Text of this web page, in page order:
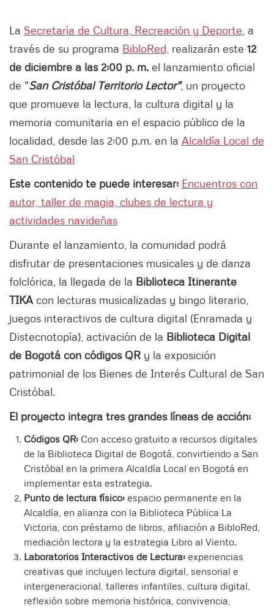
La Secretaría de Cultura, Recreación y Deporte , a
través de su programa BibloRed, realizarán este 12
de diciembre a las 2:00 p. m. el lanzamiento oficial
de "San Cristóbal Territorio Lector", un proyecto
que promueve la lectura, la cultura digital y la
memoria comunitaria en el espacio público de la
localidad, desde las 2:00 p.m. en la Alcaldía Local de
San Cristóbal
Este contenido te puede interesar: Encuentros con
autor, taller de magia, clubes de lectura y
actividades navideñas
Durante el lanzamiento, la comunidad podrá
disfrutar de presentaciones musicales y de danza
folclórica, la llegada de la Biblioteca Itinerante
TIKA con lecturas musicalizadas y bingo literario,
juegos interactivos de cultura digital (Enramada y
Distecnotopía), activación de la Biblioteca Digital
de Bogotá con códigos QR y la exposición
patrimonial de los Bienes de Interés Cultural de San
Cristóbal.
El proyecto integra tres grandes líneas de acción:
Códigos QR: Con acceso gratuito a recursos digitales
de la Biblioteca Digital de Bogotá, convirtiendo a San
Cristóbal en la primera Alcaldía Local en Bogotá en
implementar esta estrategia.
Punto de lectura físico: espacio permanente en la
Alcaldía, en alianza con la Biblioteca Pública La
Victoria, con préstamo de libros, afiliación a BibloRed,
mediación lectora y la estrategia Libro al Viento.
Laboratorios Interactivos de Lectura: experiencias
creativas que incluyen lectura digital, sensorial e
intergeneracional, talleres infantiles, cultura digital,
reflexión sobre memoria histórica, convivencia,